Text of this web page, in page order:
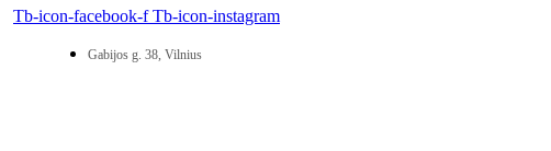
Tb-icon-facebook-f Tb-icon-instagram
Gabijos g. 38, Vilnius